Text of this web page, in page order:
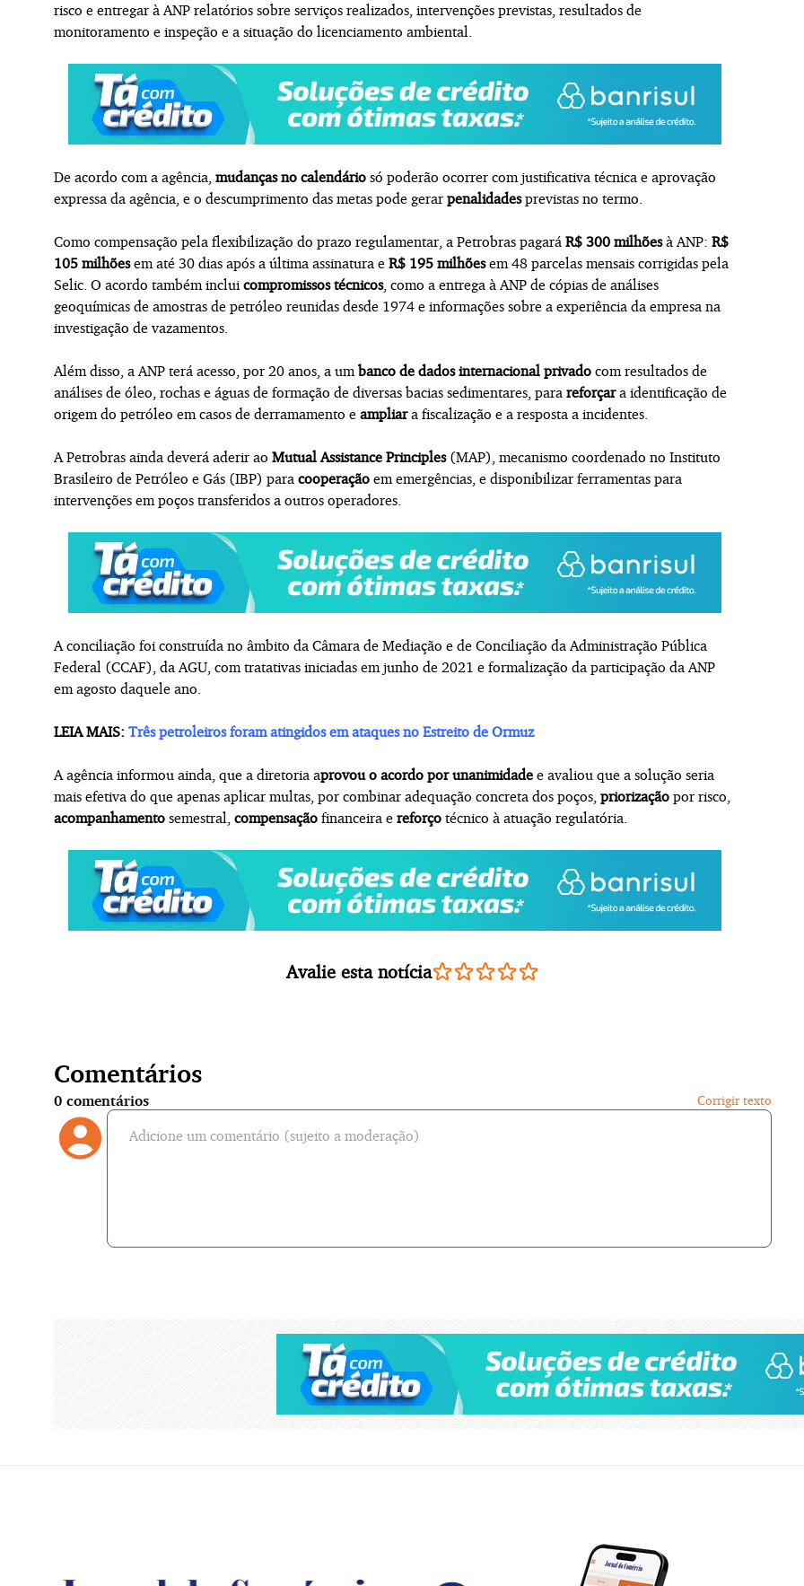
risco e entregar à ANP relatórios sobre serviços realizados, intervenções previstas, resultados de
monitoramento e inspeção e a situação do licenciamento ambiental.
De acordo com a agência, mudanças no calendário só poderão ocorrer com justificativa técnica e aprovação
expressa da agência, e o descumprimento das metas pode gerar penalidadesprevistas no termo.
Como compensação pela flexibilização do prazo regulamentar, a Petrobras pagará R$ 300 milhõesà ANP: R$
105 milhõesem até 30 dias após a última assinatura e R$ 195 milhõesem 48 parcelas mensais corrigidas pela
Selic. O acordo também incluicompromissos técnicos, como a entrega à ANP de cópias de análises
geoquímicas de amostras de petróleo reunidas desde 1974 e informações sobre a experiência da empresa na
investigação de vazamentos.
Além disso, a ANP terá acesso, por 20 anos, a umbanco de dados internacional privado com resultados de
análises de óleo, rochas e águas de formação de diversas bacias sedimentares, para reforçara identificação de
origem do petróleo em casos de derramamento e ampliara fiscalização e a resposta a incidentes.
A Petrobras ainda deverá aderir ao Mutual Assistance Principles(MAP), mecanismo coordenado no Instituto
Brasileiro de Petróleo e Gás (IBP) para cooperação em emergências, e disponibilizar ferramentas para
intervenções em poços transferidos a outros operadores.
A conciliação foi construída no âmbito da Câmara de Mediação e de Conciliação da Administração Pública
Federal (CCAF), da AGU, com tratativas iniciadas em junho de 2021 e formalização da participação da ANP
em agosto daquele ano.
LEIA MAIS: Três petroleiros foram atingidos em ataques no Estreito de Ormuz
A agência informou ainda, que a diretoria aprovou o acordo por unanimidade e avaliou que a solução seria
mais efetiva do que apenas aplicar multas, por combinar adequação concreta dos poços, priorização por risco,
acompanhamento semestral, compensação financeira e reforço técnico à atuação regulatória.
Avalie esta notícia
Comentários
0 comentários Corrigir texto